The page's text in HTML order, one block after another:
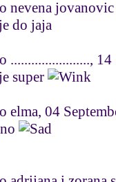
nevena
do jaja
.......................,
super
elma, 04